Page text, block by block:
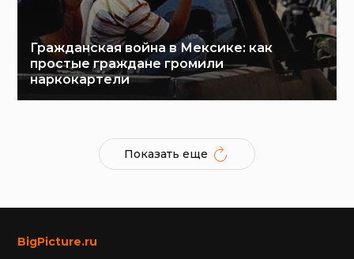
Гражданская война в Мексике: как
простые граждане громили
наркокартели
Показать еще
BigPicture.ru